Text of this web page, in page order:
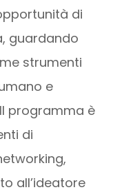
di
guardando
strumenti
e
programma è
di
all’ideatore